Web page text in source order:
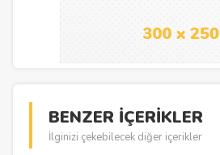
BENZER İÇERİKLER
İlginizi çekebilecek diğer içerikler